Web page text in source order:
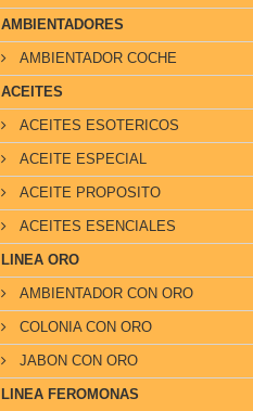
AMBIENTADORES
AMBIENTADOR COCHE
ACEITES
ACEITES ESOTERICOS
ACEITE ESPECIAL
ACEITE PROPOSITO
ACEITES ESENCIALES
LINEA ORO
AMBIENTADOR CON ORO
COLONIA CON ORO
JABON CON ORO
LINEA FEROMONAS